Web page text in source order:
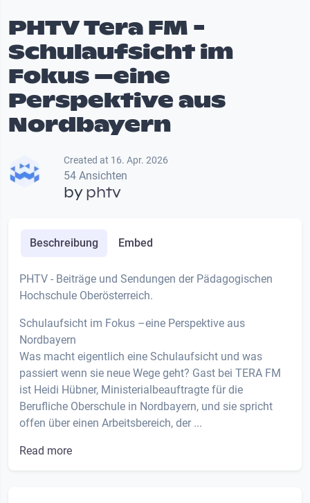
PHTV Tera FM -
Schulaufsicht im
Fokus –eine
Perspektive aus
Nordbayern
Created at 16. Apr. 2026
54 Ansichten
byphtv
Beschreibung Embed
PHTV - Beiträge und Sendungen der Pädagogischen
Hochschule Oberösterreich.
Schulaufsicht im Fokus –eine Perspektive aus
Nordbayern
Was macht eigentlich eine Schulaufsicht und was
passiert wenn sie neue Wege geht? Gast bei TERA FM
ist Heidi Hübner, Ministerialbeauftragte für die
Berufliche Oberschule in Nordbayern, und sie spricht
offen über einen Arbeitsbereich, der ...
Read more